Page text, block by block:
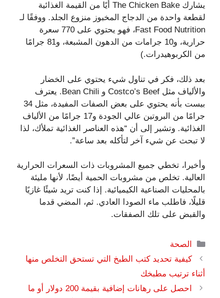
يشارك The Chicken Bake أيًا من القيمة الغذائية
لقطعة واحدة من الدجاج المخبوز منزوع الجلد. ووفقًا لـ
Fast Food Nutrition، فهو يحتوي على 770 سعرة
حرارية، و10 جرامات من الدهون المشبعة، و81 جرامًا
من الكربوهيدرات.)
بعد ذلك، فكر في تناول شيء يحتوي على الخضار
والألياف مثل Costco’s Beef و Bean Chili. يعترف
بيست بأنه يحتوي على بعض الصفات المفيدة، مثل 34
جرامًا من البروتين عالي الجودة و17 جرامًا من الألياف
الغذائية. وتشير إلى أن “هذه العناصر الغذائية تملأك، لذا
لا تبحث عن شيء آخر لتأكله بعد ساعة”.
وأخيرا، تخطي جميع المشروبات ذات السعرات الحرارية
العالية. تخلص من مشروبات الحمية أيضًا، لأنها مليئة
بالمحليات الصناعية الكيميائية. إذا كنت تريد شيئًا غازيًا
قليلًا، فاطلب ماء الصودا العادي. ثم، المضي قدما
والقبض على تلك الصفقات.
التصنيفات
الصحة
كيفية تحديد كتب الطبخ التي تستحق التخلص منها
أثناء ترتيب مطبخك
احصل على رهانات إضافية بقيمة 200 دولار أو ما